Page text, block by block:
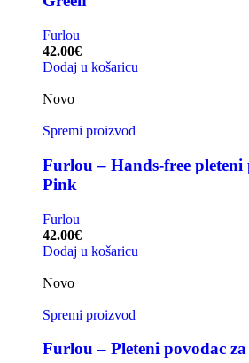
Furlou
42.00€
Dodaj u košaricu
Novo
Spremi proizvod
Furlou – Hands-free pleteni
Pink
Furlou
42.00€
Dodaj u košaricu
Novo
Spremi proizvod
Furlou – Pleteni povodac